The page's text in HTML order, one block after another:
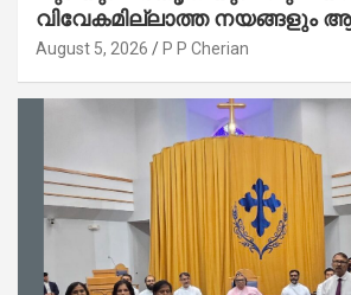
വിവേകമില്ലാത്ത നയങ്ങളും
ദുരന്തങ്ങളും : റവ. ജെയിംസ് കെ.
August 5, 2026 P P Cherian